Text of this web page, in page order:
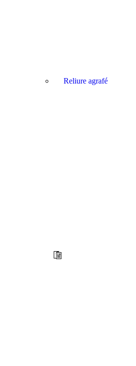
Reliure agrafé